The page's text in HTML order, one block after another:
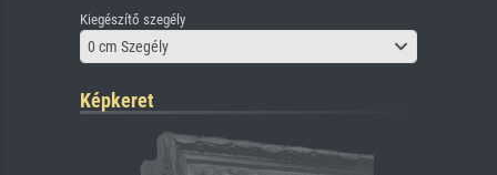
Kiegészítő szegély
0 cm Szegély
Képkeret